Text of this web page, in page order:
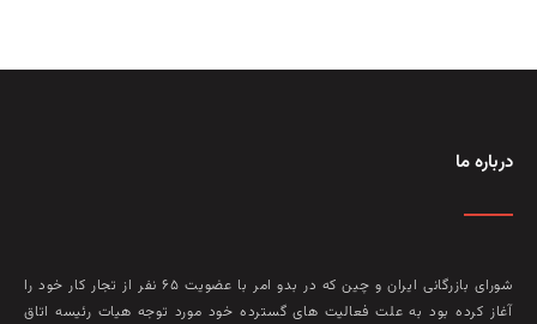
درباره ما
شورای بازرگانی ایران و چین که در بدو امر با عضويت ۶۵ نفر از تجار کار خود را
آغاز کرده بود به علت فعاليت‌ های گسترده خود مورد توجه هيات رئيسه اتاق